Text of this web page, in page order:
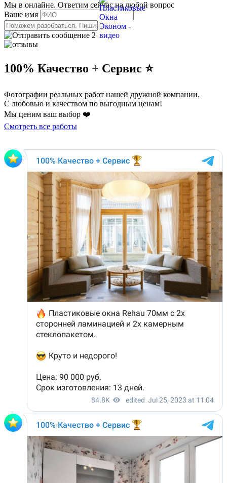
Мы в онлайне. Ответим сейчас на любой вопрос
Ваше имя
2
100% Качество + Сервис ⭐️
Фотографии реальных работ нашей дружной компании.
С любовью и качеством по выгодным ценам!
Мы ценим ваш выбор ❤️
Смотреть все работы